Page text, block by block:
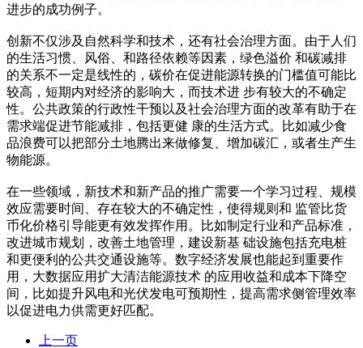
进步的成功例子。
创新不仅涉及自然科学和技术，还有社会治理方面。由于人们
的生活习惯、风俗、和路径依赖等因素，绿色溢价 和碳减排
的关系不一定是线性的，碳价在促进能源转换的门槛值可能比
较高，短期内对经济的影响大，而技术进 步有较大的不确定
性。公共政策的行政性干预以及社会治理方面的改革有助于在
需求端促进节能减排，包括更健 康的生活方式。比如减少食
品浪费可以把部分土地腾出来做修复、增加碳汇，或者生产生
物能源。
在一些领域，新技术和新产品的推广需要一个学习过程、规模
效应需要时间、存在较大的不确定性，使得规则和 监管比货
币化价格引导能更有效发挥作用。比如制定行业和产品标准，
改进城市规划，改善土地管理，建设新基 础设施包括充电桩
和更便利的公共交通设施等。数字经济发展也能起到重要作
用，大数据应用扩大清洁能源技术 的应用收益和成本下降空
间，比如提升风电和光伏发电可预期性，提高需求侧管理效率
以促进电力供需更好匹配。
上一页